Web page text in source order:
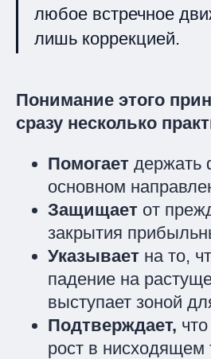
любое встречное
лишь коррекцией.
Понимание этого
сразу несколько
Помогает держать
основном
Защищает от
закрытия
Указывает на то,
падение на
выступает зоной
Подтверждает,
рост в нисходящем